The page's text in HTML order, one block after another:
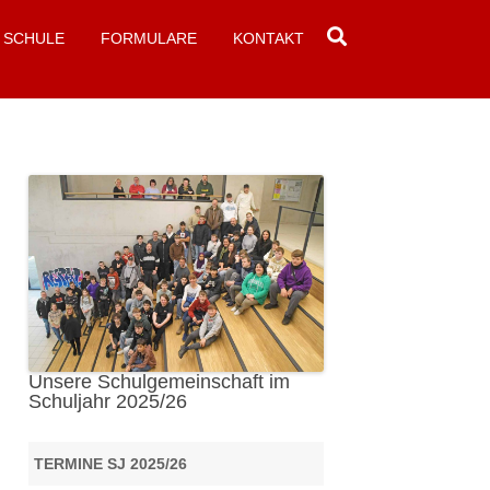
SCHULE FORMULARE KONTAKT
Unsere Schulgemeinschaft im
Schuljahr 2025/26
TERMINE SJ 2025/26